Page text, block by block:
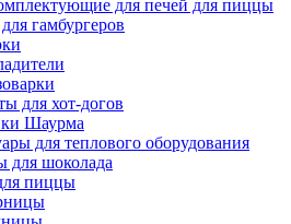
для печей для пиццы
гамбургеров
для хот-догов
Шаурма
для теплового оборудования
для шоколада
пиццы